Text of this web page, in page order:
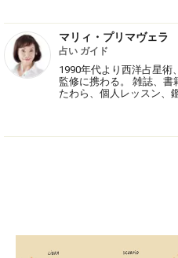
マリィ・プリマヴェラ
占い ガイド
1990年代より西洋占星術
監修に携わる。 雑誌、
たわら、個人レッスン、